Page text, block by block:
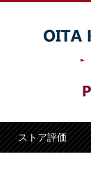
ストア評価